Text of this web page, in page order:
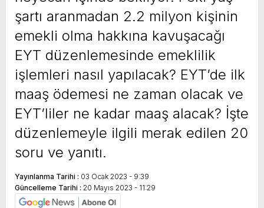
şartı aranmadan 2.2 milyon kişinin
emekli olma hakkına kavuşacağı
EYT düzenlemesinde emeklilik
işlemleri nasıl yapılacak? EYT’de ilk
maaş ödemesi ne zaman olacak ve
EYT’liler ne kadar maaş alacak? İşte
düzenlemeyle ilgili merak edilen 20
soru ve yanıtı.
Yayınlanma Tarihi : 03 Ocak 2023 - 9:39
Güncelleme Tarihi : 20 Mayıs 2023 - 11:29